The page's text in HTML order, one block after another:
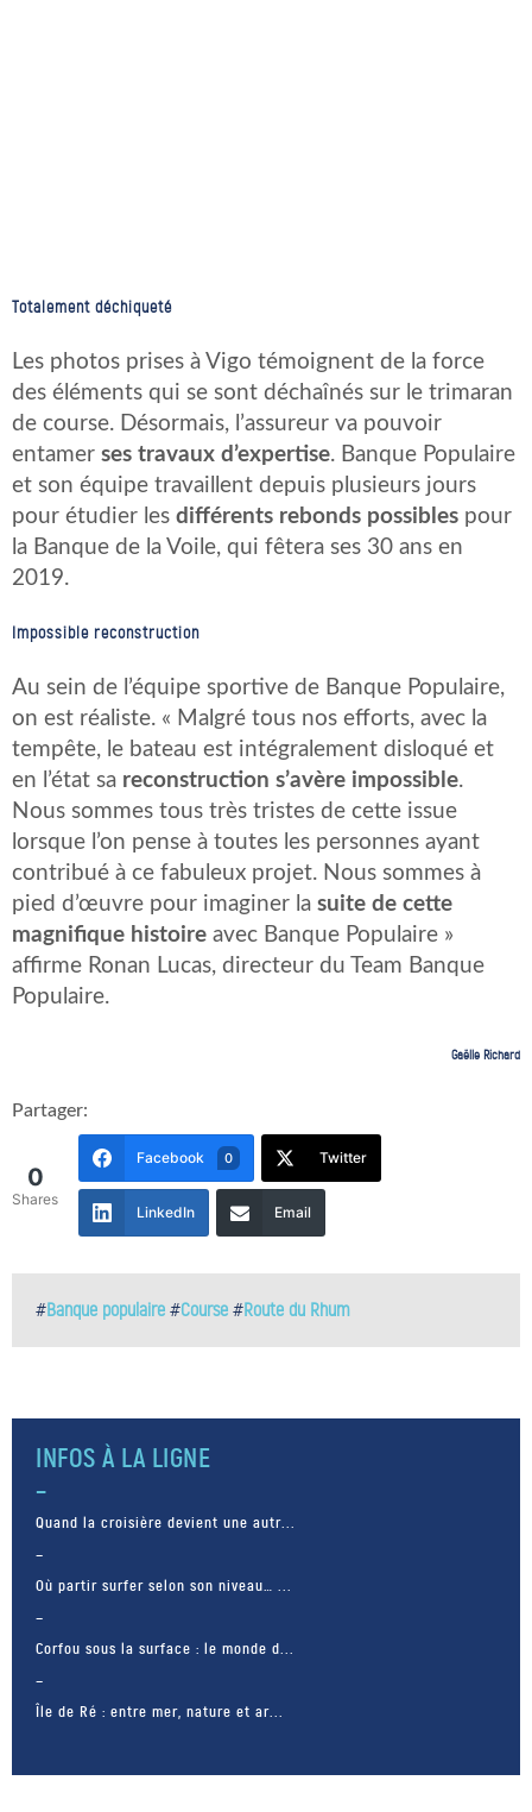
Totalement déchiqueté
Les photos prises à Vigo témoignent de la force
des éléments qui se sont déchaînés sur le trimaran
de course. Désormais, l’assureur va pouvoir
entamer ses travaux d’expertise. Banque Populaire
et son équipe travaillent depuis plusieurs jours
pour étudier les différents rebonds possibles pour
la Banque de la Voile, qui fêtera ses 30 ans en
2019.
Impossible reconstruction
Au sein de l’équipe sportive de Banque Populaire,
on est réaliste. « Malgré tous nos efforts, avec la
tempête, le bateau est intégralement disloqué et
en l’état sa reconstruction s’avère impossible.
Nous sommes tous très tristes de cette issue
lorsque l’on pense à toutes les personnes ayant
contribué à ce fabuleux projet. Nous sommes à
pied d’œuvre pour imaginer la suite de cette
magnifique histoire avec Banque Populaire »
affirme Ronan Lucas, directeur du Team Banque
Populaire.
Gaëlle Richard
Partager:
0
Shares
Facebook 0 Twitter
LinkedIn Email
#Banque populaire #Course #Route du Rhum
INFOS À LA LIGNE
Quand la croisière devient une autr...
Où partir surfer selon son niveau… ...
Corfou sous la surface : le monde d...
Île de Ré : entre mer, nature et ar...